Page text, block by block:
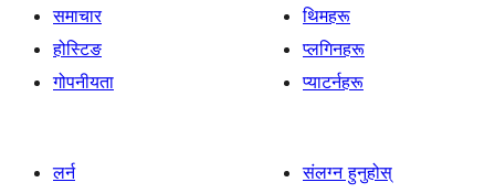
समाचार
होस्टिङ
गोपनीयता
थिमहरू
प्लगिनहरू
प्याटर्नहरू
लर्न
संलग्न हुनुहोस्